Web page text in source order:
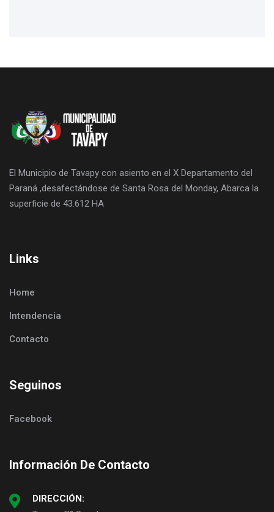
El Municipio de Tavapy con asiento en el X Departamento del
Paraná ,desafectándose de Santa Rosa del Monday, Abarca la
superficie de 43.612 HA
Links
Home
Intendencia
Contacto
Seguinos
Facebook
Información De Contacto
DIRECCIÓN: